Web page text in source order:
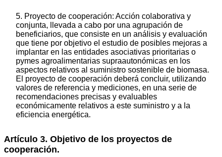
5. Proyecto de cooperación: Acción colaborativa y
conjunta, llevada a cabo por una agrupación de
beneficiarios, que consiste en un análisis y evaluación
que tiene por objetivo el estudio de posibles mejoras a
implantar en las entidades asociativas prioritarias o
pymes agroalimentarias supraautonómicas en los
aspectos relativos al suministro sostenible de biomasa.
El proyecto de cooperación deberá concluir, utilizando
valores de referencia y mediciones, en una serie de
recomendaciones precisas y evaluables
económicamente relativos a este suministro y a la
eficiencia energética.
Artículo 3. Objetivo de los proyectos de
cooperación.